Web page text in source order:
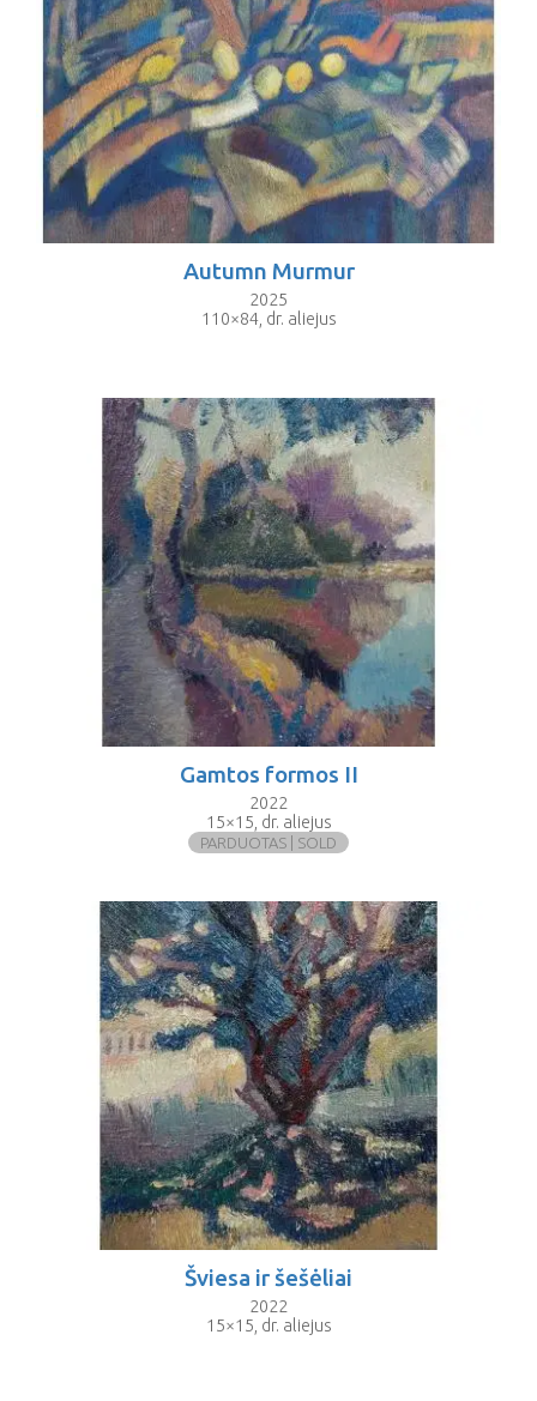
Autumn Murmur
2025
110×84, dr. aliejus
Gamtos formos II
2022
15×15, dr. aliejus
PARDUOTAS | SOLD
Šviesa ir šešėliai
2022
15×15, dr. aliejus